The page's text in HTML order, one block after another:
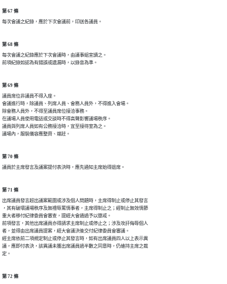
第 67 條
每次會議之紀錄，應於下次會議前，印送各議員。
第 68 條
每次會議之紀錄應於下次會議時，由議事組宣讀之。
前項紀錄如認為有錯誤或遺漏時，以錄音為準。
第 69 條
議員席位非議員不得入座。
會議進行時，除議員、列席人員、會務人員外，不得進入會場。
除會務人員外，不得至議員席位接洽事務。
在議場人員使用電話或交談時不得高聲影響議場秩序。
議員與列席人員如有公務接洽時，宜至接待室為之。
議場內，服裝儀容應整齊、端莊。
第 70 條
議員於主席發言及議案提付表決時，應先通知主席始得退席。
第 71 條
出席議員發言超出議案範圍或涉及個人問題時，主席得制止或停止其發言
，其有破壞議場秩序及無禮辱罵情事者，主席得制止之；經制止無效情節
重大者移付紀律委員會審查，提經大會通過予以懲戒。
前項發言，其他出席議員亦得請求主席制止或停止之；涉及攻訐侮辱個人
者，並得由出席議員提案，經大會議決後交付紀律委員會審議。
經主席依前二項規定制止或停止其發言時，如有出席議員四人以上表示異
議，應即付表決，該異議未獲出席議員過半數之同意時，仍維持主席之裁
定。
第 72 條